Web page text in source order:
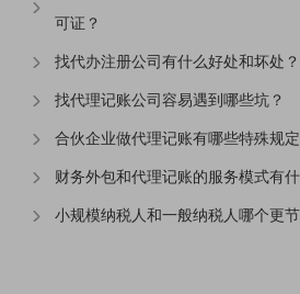
可证？
找代办注册公司有什么好处和坏处？
找代理记账公司容易遇到哪些坑？
合伙企业做代理记账有哪些特殊规定
财务外包和代理记账的服务模式有
小规模纳税人和一般纳税人哪个更节